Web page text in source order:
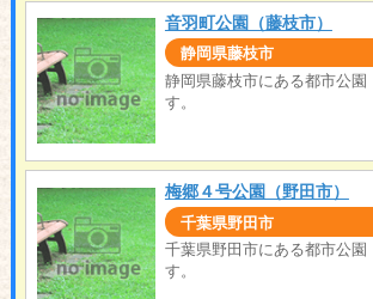
音羽町公園（藤枝市）
静岡県藤枝市
静岡県藤枝市にある都市公園
す。
梅郷４号公園（野田市）
千葉県野田市
千葉県野田市にある都市公園
す。